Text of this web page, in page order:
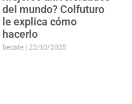
del mundo? Colfuturo
le explica cómo
hacerlo
becate 22/10/2025